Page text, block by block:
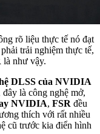
rõ liệu thực tế nó đạt
trải nghiệm thực tế,
là như vậy.
DLSS của NVIDIA
là công nghệ mở,
NVIDIA, FSR đều
thích với rất nhiều
cũ trước kia điển hình